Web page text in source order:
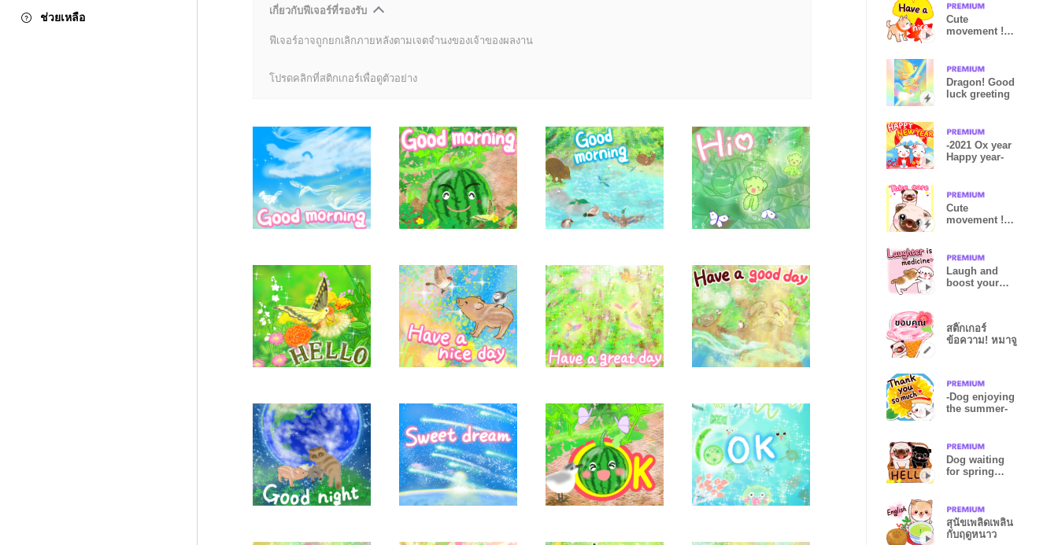
ช่วยเหลือ
เกี่ยวกับฟีเจอร์ที่รองรับ
ฟีเจอร์อาจถูกยกเลิกภายหลังตามเจตจำนงของเจ้าของผลงาน
โปรดคลิกที่สติกเกอร์เพื่อดูตัวอย่าง
Cute
movement !
Dragon! Good
luck greeting
-2021 Ox year
Happy year-
Cute
movement !
Laugh and
boost your
สติ๊กเกอร์
ข้อความ! หมาจู
-Dog enjoying
the summer-
Dog waiting
for spring
สุนัขเพลิดเพลิน
กับฤดูหนาว